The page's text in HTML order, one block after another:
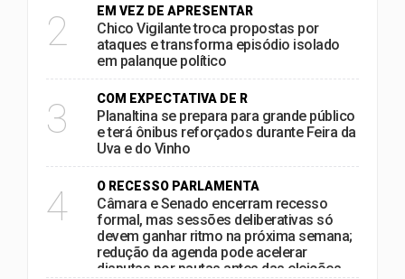
2 EM VEZ DE APRESENTAR
Chico Vigilante troca propostas por
ataques e transforma episódio isolado
em palanque político
3 COM EXPECTATIVA DE R
Planaltina se prepara para grande público
e terá ônibus reforçados durante Feira da
Uva e do Vinho
4 O RECESSO PARLAMENTA
Câmara e Senado encerram recesso
formal, mas sessões deliberativas só
devem ganhar ritmo na próxima semana;
redução da agenda pode acelerar
disputas por pautas antes das eleições